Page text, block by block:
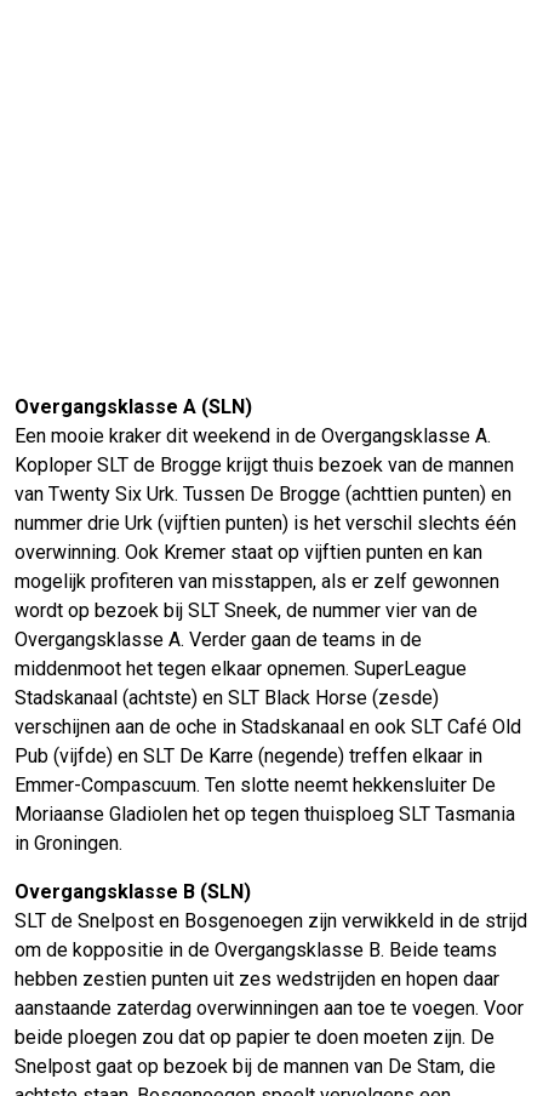
Overgangsklasse A (SLN)
Een mooie kraker dit weekend in de Overgangsklasse A.
Koploper SLT de Brogge krijgt thuis bezoek van de mannen
van Twenty Six Urk. Tussen De Brogge (achttien punten) en
nummer drie Urk (vijftien punten) is het verschil slechts één
overwinning. Ook Kremer staat op vijftien punten en kan
mogelijk profiteren van misstappen, als er zelf gewonnen
wordt op bezoek bij SLT Sneek, de nummer vier van de
Overgangsklasse A. Verder gaan de teams in de
middenmoot het tegen elkaar opnemen. SuperLeague
Stadskanaal (achtste) en SLT Black Horse (zesde)
verschijnen aan de oche in Stadskanaal en ook SLT Café Old
Pub (vijfde) en SLT De Karre (negende) treffen elkaar in
Emmer-Compascuum. Ten slotte neemt hekkensluiter De
Moriaanse Gladiolen het op tegen thuisploeg SLT Tasmania
in Groningen.
Overgangsklasse B (SLN)
SLT de Snelpost en Bosgenoegen zijn verwikkeld in de strijd
om de koppositie in de Overgangsklasse B. Beide teams
hebben zestien punten uit zes wedstrijden en hopen daar
aanstaande zaterdag overwinningen aan toe te voegen. Voor
beide ploegen zou dat op papier te doen moeten zijn. De
Snelpost gaat op bezoek bij de mannen van De Stam, die